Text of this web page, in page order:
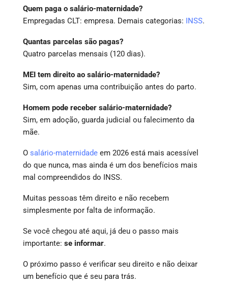
Quem paga o salário-maternidade?
Empregadas CLT: empresa. Demais categorias: INSS.
Quantas parcelas são pagas?
Quatro parcelas mensais (120 dias).
MEI tem direito ao salário-maternidade?
Sim, com apenas uma contribuição antes do parto.
Homem pode receber salário-maternidade?
Sim, em adoção, guarda judicial ou falecimento da
mãe.
O salário-maternidade em 2026 está mais acessível
do que nunca, mas ainda é um dos benefícios mais
mal compreendidos do INSS.
Muitas pessoas têm direito e não recebem
simplesmente por falta de informação.
Se você chegou até aqui, já deu o passo mais
importante: se informar.
O próximo passo é verificar seu direito e não deixar
um benefício que é seu para trás.